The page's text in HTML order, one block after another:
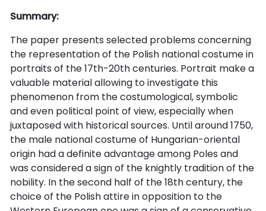
Summary:
The paper presents selected problems concerning
the representation of the Polish national costume in
portraits of the 17th-20th centuries. Portrait make a
valuable material allowing to investigate this
phenomenon from the costumological, symbolic
and even political point of view, especially when
juxtaposed with historical sources. Until around 1750,
the male national costume of Hungarian-oriental
origin had a definite advantage among Poles and
was considered a sign of the knightly tradition of the
nobility. In the second half of the 18th century, the
choice of the Polish attire in opposition to the